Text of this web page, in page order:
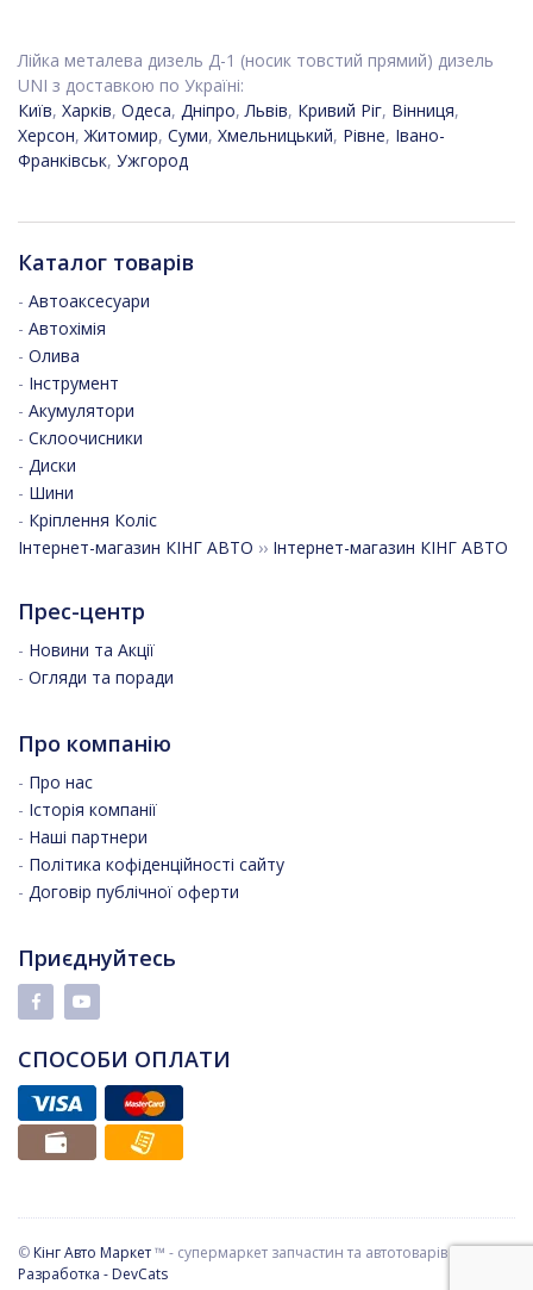
Лійка металева дизель Д-1 (носик товстий прямий) дизель
UNI з доставкою по Україні:
Київ, Харків, Одеса, Дніпро,Львів, Кривий Ріг, Вінниця,
Херсон,Житомир, Суми, Хмельницький, Рівне, Івано-
Франківськ, Ужгород
Каталог товарів
- Автоаксесуари
- Автохімія
- Олива
- Інструмент
- Акумулятори
- Склоочисники
- Диски
- Шини
- Кріплення Коліс
Інтернет-магазин КІНГ АВТО ›› Інтернет-магазин КІНГ АВТО
Прес-центр
- Новини та Акції
- Огляди та поради
Про компанію
- Про нас
- Історія компанії
- Наші партнери
- Політика кофіденційності сайту
- Договір публічної оферти
Приєднуйтесь
СПОСОБИ ОПЛАТИ
© Кінг Авто Маркет™ - супермаркет запчастин та автотоварів
Разработка - DevCats